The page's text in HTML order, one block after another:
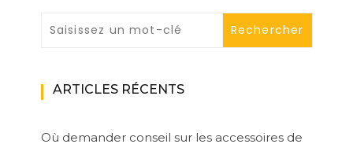
ARTICLES RÉCENTS
Où demander conseil sur les accessoires de